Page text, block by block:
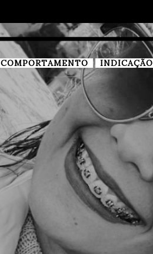
COMPORTAMENTO INDICAÇÃO